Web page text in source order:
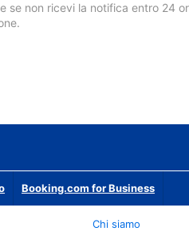
se non ricevi la notifica entro 24
Booking.com for Business
Chi siamo